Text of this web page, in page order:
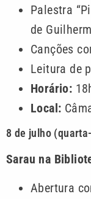
Palestra
de
Canções
Leitura de
Horário:
Local:
8 de julho
Sarau na
Abertura